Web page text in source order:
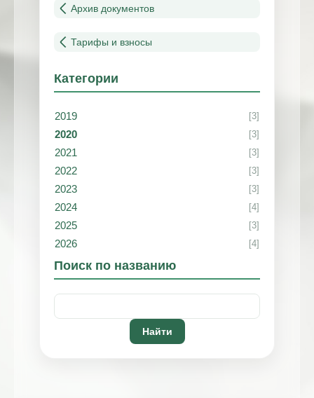
Архив документов
Тарифы и взносы
Категории
2019 [3]
2020 [3]
2021 [3]
2022 [3]
2023 [3]
2024 [4]
2025 [3]
2026 [4]
Поиск по названию